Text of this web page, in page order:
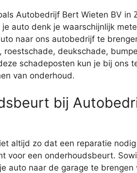
Autobedrijf Bert Wieten BV in
auto denk je waarschijnlijk
naar ons autobedrijf te
roestschade, deukschade,
schadeposten kun je bij ons
van onderhoud.
bij
altijd zo dat een reparatie
voor een onderhoudsbeurt.
auto naar de garage te